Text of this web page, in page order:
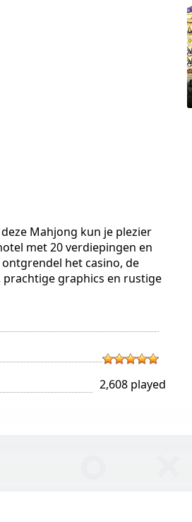
Mahjong kun je plezier
met 20 verdiepingen en
het casino, de
graphics en rustige
2,608 played